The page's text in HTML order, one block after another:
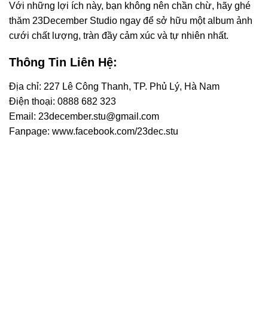
Với những lợi ích này, bạn không nên chần chừ, hãy ghé
thăm 23December Studio ngay để sở hữu một album ảnh
cưới chất lượng, tràn đầy cảm xúc và tự nhiên nhất.
Thông Tin Liên Hệ:
Địa chỉ: 227 Lê Công Thanh, TP. Phủ Lý, Hà Nam
Điện thoại: 0888 682 323
Email: 23december.stu@gmail.com
Fanpage: www.facebook.com/23dec.stu